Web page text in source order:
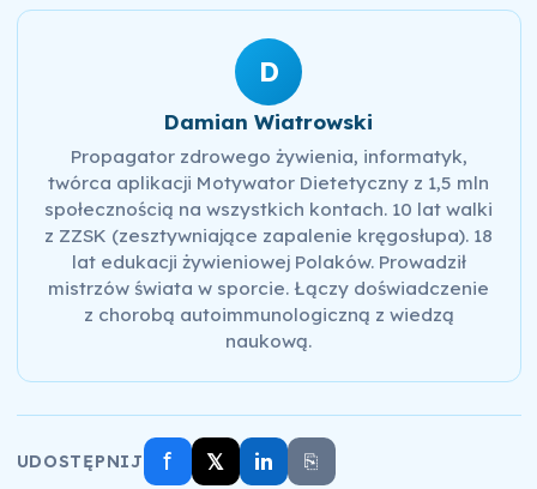
D
Damian Wiatrowski
Propagator zdrowego żywienia, informatyk,
twórca aplikacji Motywator Dietetyczny z 1,5 mln
społecznością na wszystkich kontach. 10 lat walki
z ZZSK (zesztywniające zapalenie kręgosłupa). 18
lat edukacji żywieniowej Polaków. Prowadził
mistrzów świata w sporcie. Łączy doświadczenie
z chorobą autoimmunologiczną z wiedzą
naukową.
UDOSTĘPNIJ f 𝕏 in ⎘